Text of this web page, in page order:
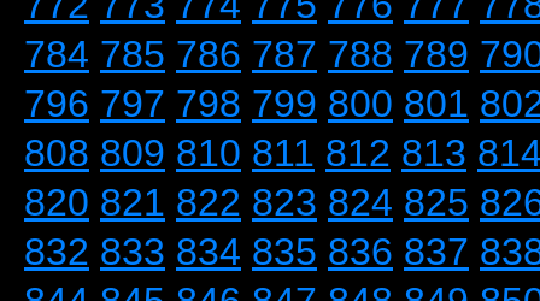
784 785 786 787 788 789
796 797 798 799 800 801
808 809 810 811 812 813
820 821 822 823 824 825
832 833 834 835 836 837